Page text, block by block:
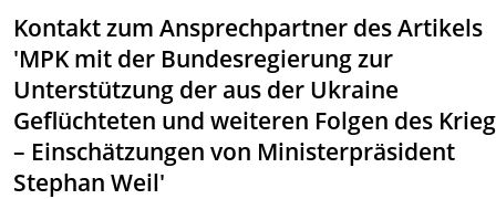
Kontakt zum Ansprechpartner des Artikels
'MPK mit der Bundesregierung zur
Unterstützung der aus der Ukraine
Geflüchteten und weiteren Folgen des
– Einschätzungen von Ministerpräsident
Stephan Weil'